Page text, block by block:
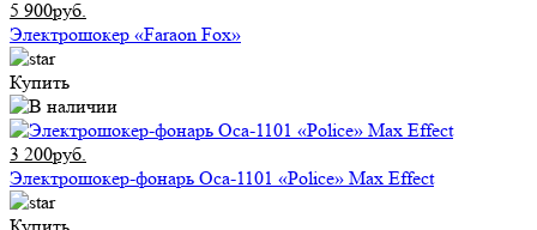
5 900руб.
Электрошокер «Faraon Fox»
Купить
3 200руб.
Электрошокер-фонарь Оса-1101 «Police» Max Effect